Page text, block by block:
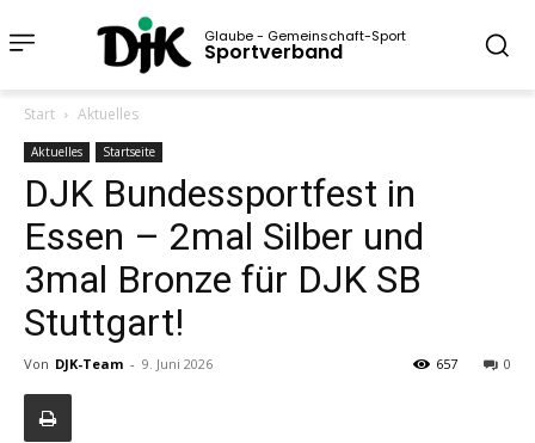
Glaube - Gemeinschaft-Sport
Sportverband
Start Aktuelles
Aktuelles Startseite
DJK Bundessportfest in
Essen – 2mal Silber und
3mal Bronze für DJK SB
Stuttgart!
Von DJK-Team - 9. Juni 2026 0
657